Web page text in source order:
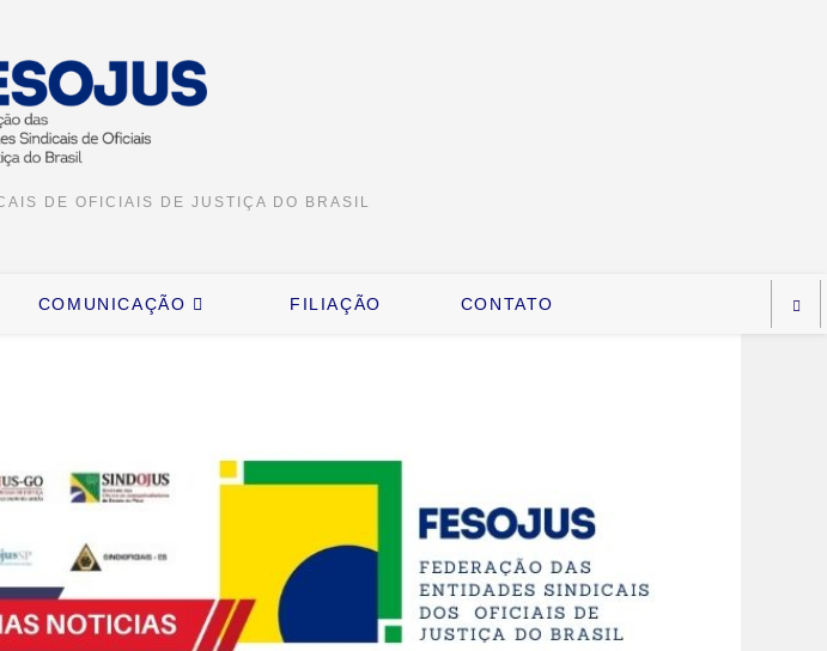
DE OFICIAIS DE JUSTIÇA DO BRASIL
COMUNICAÇÃO FILIAÇÃO CONTATO